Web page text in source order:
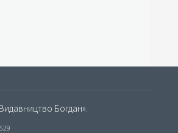
Богдан»: